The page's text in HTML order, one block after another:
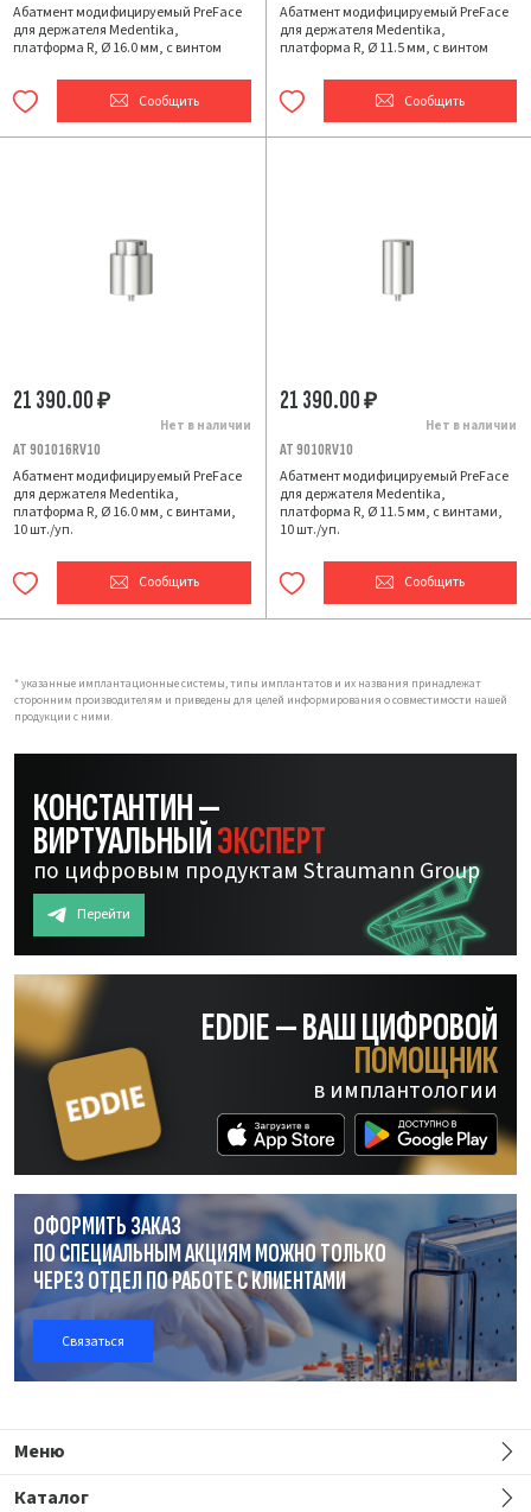
Абатмент модифицируемый PreFace
для держателя Medentika,
платформа R, Ø 16.0 мм, с винтом
Сообщить
Абатмент модифицируемый PreFace
для держателя Medentika,
платформа R, Ø 11.5 мм, с винтом
Сообщить
Нет в наличии
21 390.00₽
AT 901016RV10
Абатмент модифицируемый PreFace
для держателя Medentika,
платформа R, Ø 16.0 мм, с винтами,
10 шт./уп.
Сообщить
Нет в наличии
21 390.00₽
AT 9010RV10
Абатмент модифицируемый PreFace
для держателя Medentika,
платформа R, Ø 11.5 мм, с винтами,
10 шт./уп.
Сообщить
* указанные имплантационные системы, типы имплантатов и их названия принадлежат
сторонним производителям и приведены для целей информирования о совместимости нашей
продукции с ними.
КОНСТАНТИН —
ВИРТУАЛЬНЫЙЭКСПЕРТ
по цифровым продуктам Straumann Group
Перейти
EDDIE — ВАШ ЦИФРОВОЙ
ПОМОЩНИК
в имплантологии
ОФОРМИТЬ ЗАКАЗ
ПО СПЕЦИАЛЬНЫМ АКЦИЯМ МОЖНО ТОЛЬКО
ЧЕРЕЗ ОТДЕЛПО РАБОТЕС КЛИЕНТАМИ
Связаться
Меню
Каталог